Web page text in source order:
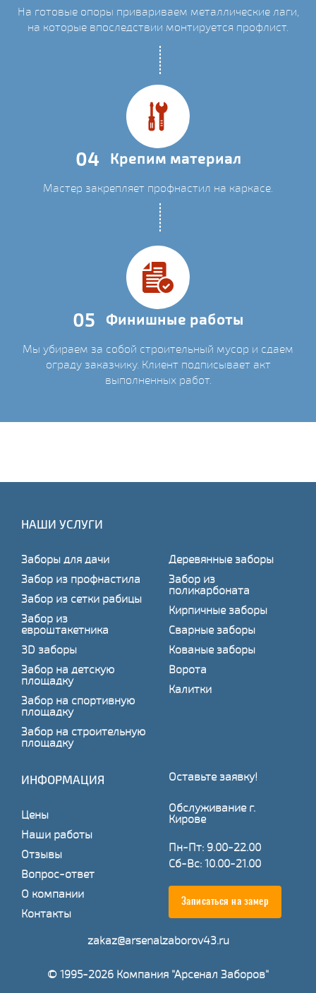
На готовые опоры привариваем металлические лаги,
на которые впоследствии монтируется профлист.
04 Крепим материал
Мастер закрепляет профнастил на каркасе.
05 Финишные работы
Мы убираем за собой строительный мусор и сдаем
ограду заказчику. Клиент подписывает акт
выполненных работ.
НАШИ УСЛУГИ
Заборы для дачи
Забор из профнастила
Забор из сетки рабицы
Забор из
евроштакетника
3D заборы
Забор на детскую
площадку
Забор на спортивную
площадку
Забор на строительную
площадку
Деревянные заборы
Забор из
поликарбоната
Кирпичные заборы
Сварные заборы
Кованые заборы
Ворота
Калитки
ИНФОРМАЦИЯ
Цены
Наши работы
Отзывы
Вопрос-ответ
О компании
Контакты
Оставьте заявку!
Обслуживание г.
Кирове
Пн-Пт: 9.00-22.00
Сб-Вс: 10.00-21.00
Записаться на замер
zakaz@arsenalzaborov43.ru
© 1995-2026 Компания "Арсенал Заборов"